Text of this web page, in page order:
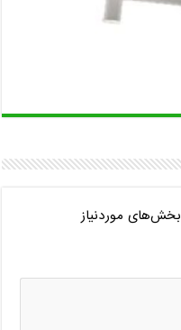
بخش‌های موردنیاز